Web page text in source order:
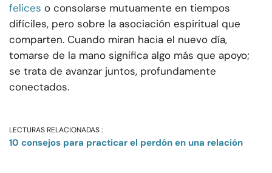
felices o consolarse mutuamente en tiempos
difíciles, pero sobre la asociación espiritual que
comparten. Cuando miran hacia el nuevo día,
tomarse de la mano significa algo más que apoyo;
se trata de avanzar juntos, profundamente
conectados.
LECTURAS RELACIONADAS :
10 consejos para practicar el perdón en una relación